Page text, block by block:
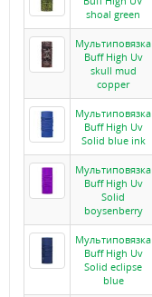
shoal green
Мультиповязка
Buff High Uv
skull mud
copper
Мультиповязка
Buff High Uv
Solid blue ink
Мультиповязка
Buff High Uv
Solid
boysenberry
Мультиповязка
Buff High Uv
Solid eclipse
blue